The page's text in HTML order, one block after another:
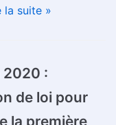
la suite »
2020 :
de loi pour
la première